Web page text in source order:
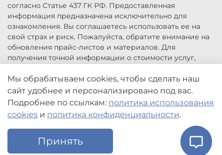
согласно Статье 437 ГК РФ. Предоставленная
информация предназначена исключительно для
ознакомления. Вы соглашаетесь использовать ее на
свой страх и риск. Пожалуйста, обратите внимание на
обновления прайс-листов и материалов. Для
получения точной информации о стоимости услуг,
заказа услуг заполните форму обратной связи.
Цены, указанные на сайте приведены как справочная
информация и не являются публичной офертой. Могут
быть изменены в любое время без предупреждения.
Мы обрабатываем cookies, чтобы сделать наш
сайт удобнее и персонализировано под вас.
Подробнее по ссылкам: политика использования
cookies и политика конфиденциальности.
Принять